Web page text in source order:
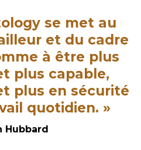
se met au
et du cadre
à être plus
plus capable,
plus en sécurité
quotidien. »
Hubbard